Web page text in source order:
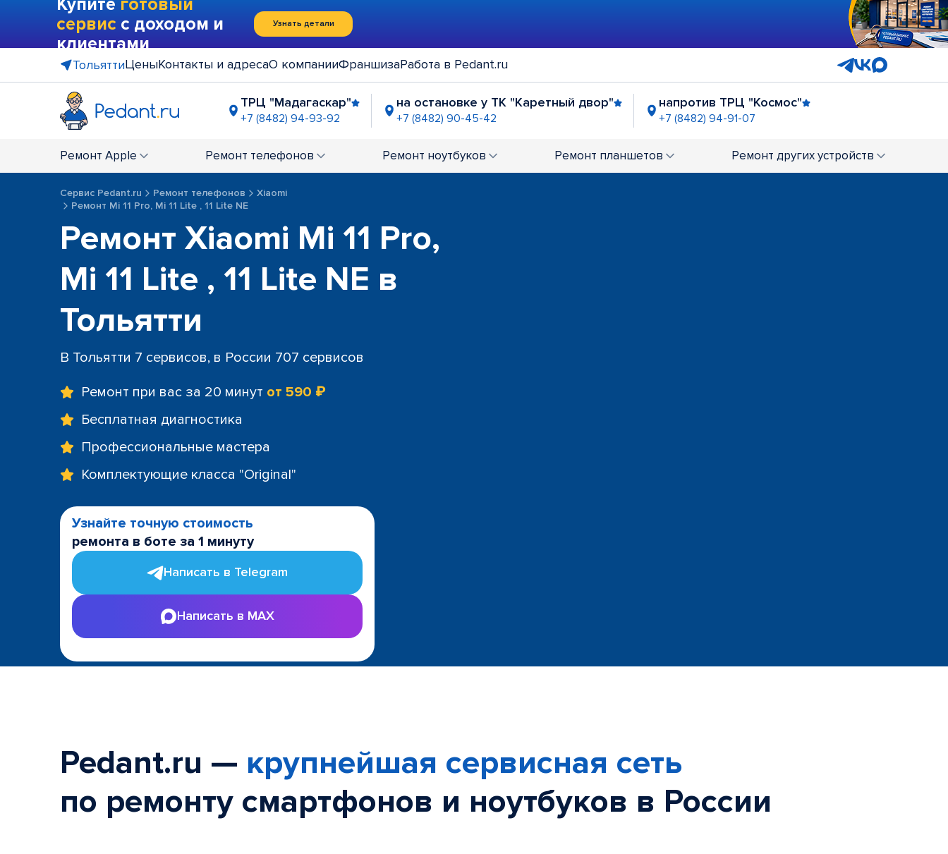
Купите готовый
сервис с доходом и
клиентами
Узнать детали
ТольяттиЦеныКонтакты и адресаО компанииФраншизаРабота в Pedant.ru
ТРЦ "Мадагаскар"
+7 (8482) 94-93-92
на остановке у ТК "Каретный двор"
+7 (8482) 90-45-42
напротив ТРЦ "Космос"
+7 (8482) 94-91-07
+7 (8482) 94-90-30 +7 (8482) 94-91-41 +7 (8482) 90-44-61 +7 (848) 238-85-96
Ремонт Apple Ремонт телефонов Ремонт ноутбуков Ремонт планшетов Ремонт других устройств
Сервис Pedant.ru Ремонт телефонов
Xiaomi
Ремонт Mi 11 Pro, Mi 11 Lite , 11 Lite NE
Ремонт Xiaomi Mi 11 Pro,
Mi 11 Lite , 11 Lite NE в
Тольятти
В Тольятти 7 сервисов, в России 707 сервисов
Ремонт при вас за 20 минут от 590 ₽
Бесплатная диагностика
Профессиональные мастера
Комплектующие класса "Original"
Узнайте точную стоимость
ремонта в боте за 1 минуту
Написать в Telegram
Написать в MAX
Pedant.ru — крупнейшая сервисная сеть
по ремонту смартфонов и ноутбуков в России